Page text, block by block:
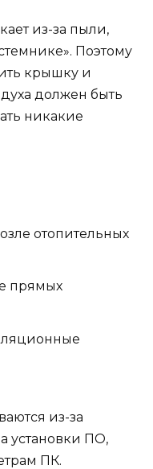
из-за пыли,
Поэтому
крышку и
должен быть
никакие
отопительных
прямых
из-за
установки ПО,
ПК.